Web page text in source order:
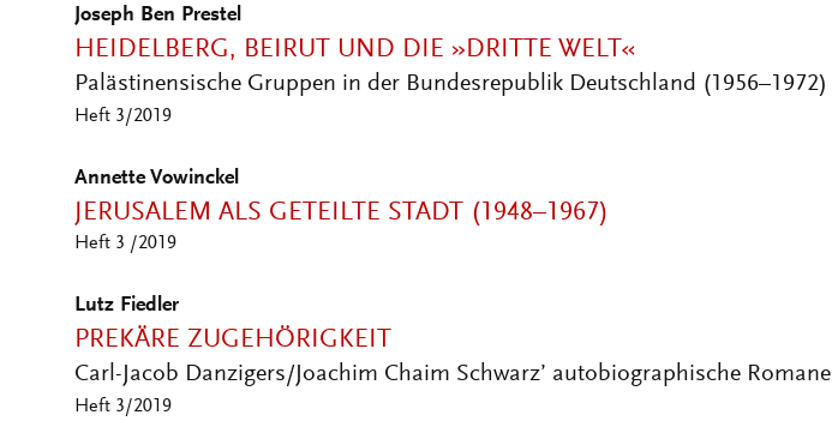
Joseph Ben Prestel
HEIDELBERG, BEIRUT UND DIE »DRITTE WELT«
Palästinensische Gruppen in der Bundesrepublik Deutschland (1956–1972)
Heft 3/2019
Annette Vowinckel
JERUSALEM ALS GETEILTE STADT (1948–1967)
Heft 3 /2019
Lutz Fiedler
PREKÄRE ZUGEHÖRIGKEIT
Carl-Jacob Danzigers/Joachim Chaim Schwarz’ autobiographische Romane
Heft 3/2019